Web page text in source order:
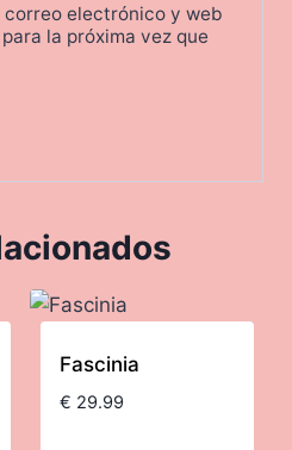
correo electrónico y web
la próxima vez que
Fascinia
€ 29.99